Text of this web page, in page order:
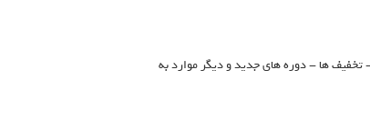
- تخفیف ها - دوره های جدید و دیگر موارد به